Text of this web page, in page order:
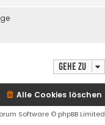
r
Gehe zu
Alle Cookies löschen
Software © phpBB Limited